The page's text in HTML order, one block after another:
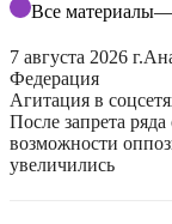
Все материалы—
7 августа 2026 г.
Федерация
Агитация в
После запрета
возможности
увеличились